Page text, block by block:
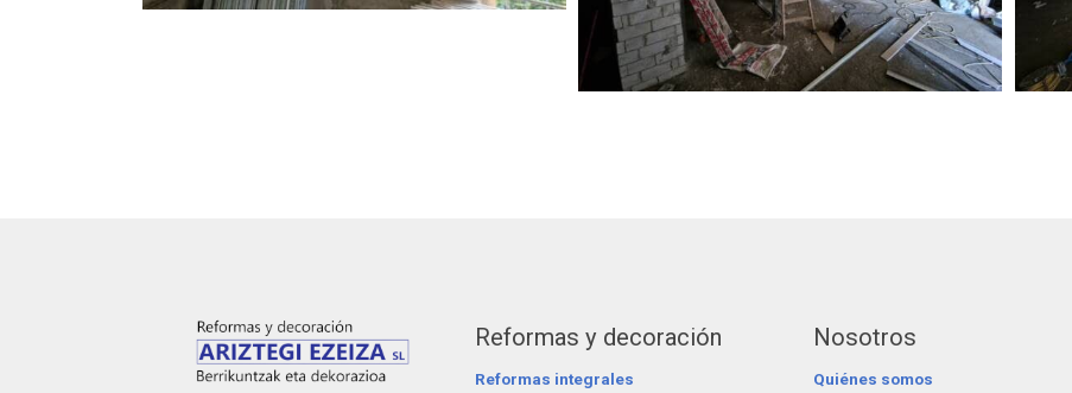
Reformas y decoración
Reformas integrales
Nosotros
Quiénes somos